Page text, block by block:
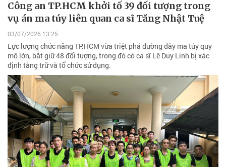
Công an TP.HCM khởi tố 39 đối tượng trong
vụ án ma túy liên quan ca sĩ Tăng Nhật Tuệ
03/07/2026 13:25
Lực lượng chức năng TP.HCM vừa triệt phá đường dây ma túy quy
mô lớn, bắt giữ 48 đối tượng, trong đó có ca sĩ Lê Duy Linh bị xác
định tàng trữ và tổ chức sử dụng.